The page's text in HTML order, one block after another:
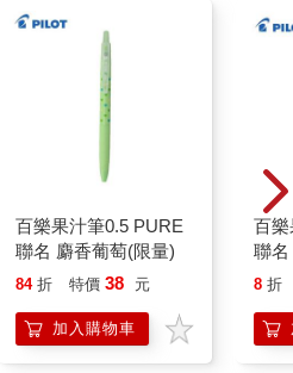
百樂果汁筆0.5 PURE
聯名 麝香葡萄(限量)
84 折 特價 38 元
加入購物車
百
聯
8 折